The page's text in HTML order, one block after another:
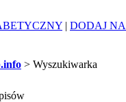
| DODAJ
> Wyszukiwarka